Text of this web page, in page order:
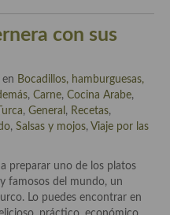
con sus
Bocadillos, hamburguesas,
, Carne, Cocina Arabe,
, General , Recetas,
, Salsas y mojos, Viaje por las
a preparar uno de los platos
famosos del mundo, un
Lo puedes encontrar en